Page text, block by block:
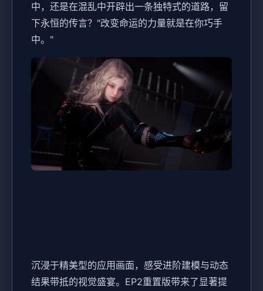
中，还是在混乱中开辟出一条独特式的道路，留
下永恒的传言？"改变命运的力量就是在你巧手
中。"
沉浸于精美型的应用画面，感受进阶建模与动态
结果带抵的视觉盛宴。EP2重置版带来了显著提